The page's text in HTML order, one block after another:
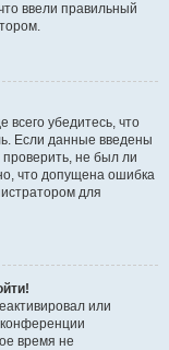
ввели правильный
убедитесь, что
Если данные введены
не был ли
что допущена ошибка
для
или
время не